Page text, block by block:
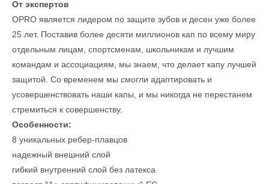
От экспертов
OPRO является лидером по защите зубов и десен уже более
25 лет. Поставив более десяти миллионов кап по всему миру
отдельным лицам, спортсменам, школьникам и лучшим
командам и ассоциациям, мы знаем, что делает капу лучшей
защитой. Со временем мы смогли адаптировать и
усовершенствовать наши капы, и мы никогда не перестанем
стремиться к совершенству.
Особенности:
8 уникальных ребер-плавцов
надежный внешний слой
гибкий внутренний слой без латекса